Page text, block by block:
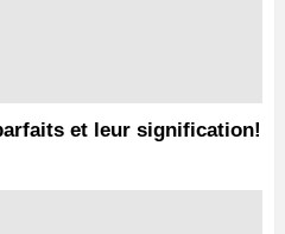
et leur signification!